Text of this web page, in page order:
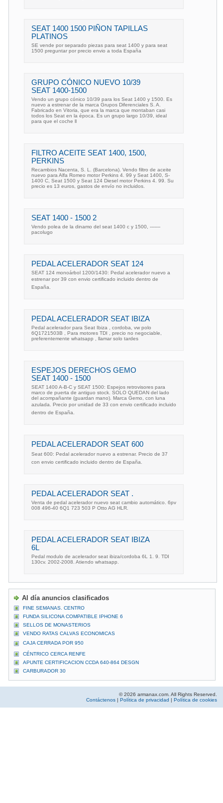
SEAT 1400 1500 PIÑON TAPILLAS
PLATINOS
SE vende por separado piezas para seat 1400 y para seat
1500 preguntar por precio envio a toda España
GRUPO CÓNICO NUEVO 10/39
SEAT 1400-1500
Vendo un grupo cónico 10/39 para los Seat 1400 y 1500. Es
nuevo a estrenar de la marca Grupos Diferenciales S. A.
Fabricado en Vitoria, que era la marca que montaban casi
todos los Seat en la época. Es un grupo largo 10/39, ideal
para que el coche ll
FILTRO ACEITE SEAT 1400, 1500,
PERKINS
Recambios Nacenta, S. L. (Barcelona). Vendo filtro de aceite
nuevo para Alfa Romeo motor Perkins 4. 99 y Seat 1400, S-
1400 C, Seat 1500 y Seat 124 Diesel motor Perkins 4. 99. Su
precio es 13 euros, gastos de envío no incluidos.
SEAT 1400 - 1500 2
Vendo polea de la dinamo del seat 1400 c y 1500, -------
pacolugo
PEDAL ACELERADOR SEAT 124
SEAT 124 monoárbol 1200/1430: Pedal acelerador nuevo a
estrenar por 39 con envio certificado incluido dentro de
España.
PEDAL ACELERADOR SEAT IBIZA
Pedal acelerador para Seat Ibiza , cordoba, vw polo
6Q1721503B , Para motores TDI , precio no negociable,
preferentemente whatsapp , llamar solo tardes
ESPEJOS DERECHOS GEMO
SEAT 1400 - 1500
SEAT 1400 A-B-C y SEAT 1500: Espejos retrovisores para
marco de puerta de antiguo stock. SOLO QUEDAN del lado
del acompañante (guardan mano). Marca Gemo, con luna
azulada. Precio por unidad de 33 con envio certificado incluido
dentro de España.
PEDAL ACELERADOR SEAT 600
Seat 600: Pedal acelerador nuevo a estrenar. Precio de 37
con envio certificado incluido dentro de España.
PEDAL ACELERADOR SEAT .
Venta de pedal acelerador nuevo seat cambio automático. 6pv
008 496-40 6Q1 723 503 P Otto AG HLR.
PEDAL ACELERADOR SEAT IBIZA
6L
Pedal modulo de acelerador seat ibiza/cordoba 6L 1. 9. TDI
130cv. 2002-2008. Atiendo whatsapp.
Al día anuncios clasificados
FINE SEMANAS. CENTRO
FUNDA SILICONA COMPATIBLE IPHONE 6
SELLOS DE MONASTERIOS
VENDO RATAS CALVAS ECONOMICAS
CAJA CERRADA POR 950
CÉNTRICO CERCA RENFE
APUNTE CERTIFICACION CCDA 640-864 DESGN
CARBURADOR 30
© 2026 armanax.com. All Rights Reserved.
Contáctenos | Política de privacidad | Política de cookies